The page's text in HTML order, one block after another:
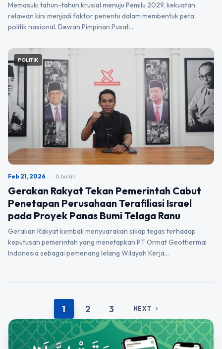
Memasuki tahun-tahun krusial menuju Pemilu 2029, kekuatan
relawan kini menjadi faktor penentu dalam membentuk peta
politik nasional. Dewan Pimpinan Pusat…
POLITIK
Feb 21, 2026 • 6 bulan
Gerakan Rakyat Tekan Pemerintah Cabut
Penetapan Perusahaan Terafiliasi Israel
pada Proyek Panas Bumi Telaga Ranu
Gerakan Rakyat kembali menyuarakan sikap tegas terhadap
keputusan pemerintah yang menetapkan PT Ormat Geothermal
Indonesia sebagai pemenang lelang Wilayah Kerja…
1 2 3 NEXT chevron_right